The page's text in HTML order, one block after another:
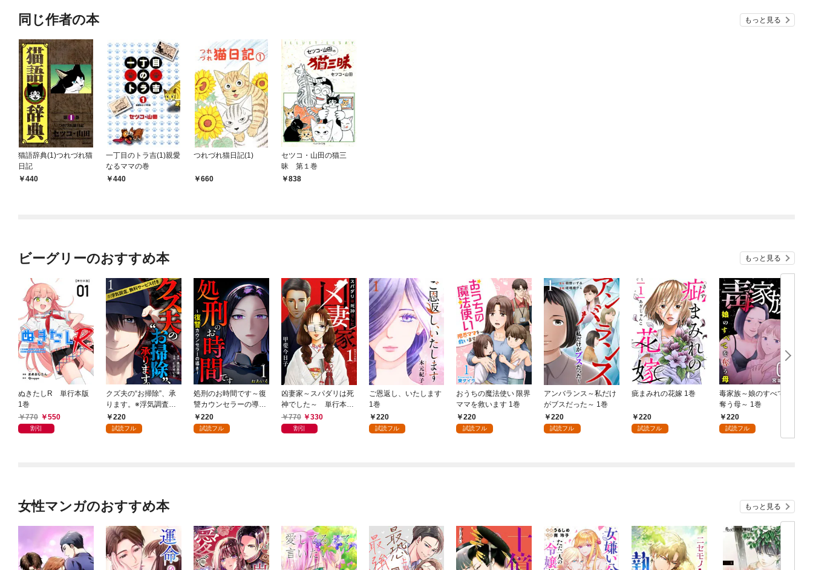
同じ作者の本 もっと見る
猫語辞典(1)つれづれ猫
日記
440
一丁目のトラ吉(1)親愛
なるママの巻
440
つれづれ猫日記(1)
660
セツコ・山田の猫三
昧 第１巻
838
ビーグリーのおすすめ本 もっと見る
ぬきたしR 単行本版
1巻
770
550
割引
クズ夫の“お掃除”、承
ります。※浮気調査、
無料サービス付き 1巻
220
試読フル
処刑のお時間です～復
讐カウンセラーの導き
～ 1巻
220
試読フル
凶妻家～スパダリは死
神でした～ 単行本版
1巻770 330
割引
ご恩返し、いたします
1巻
220
試読フル
おうちの魔法使い 限界
ママを救います 1巻
220
試読フル
アンバランス～私だけ
がブスだった～ 1巻
220
試読フル
疵まみれの花嫁 1巻
220
試読フル
毒家族～娘のすべてを
奪う母～ 1巻
220
試読フル
女性マンガのおすすめ本 もっと見る